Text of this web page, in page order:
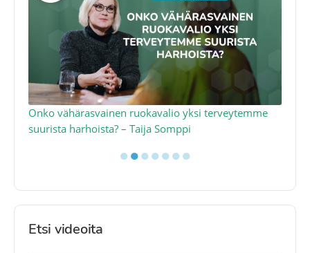
Onko vähärasvainen ruokavalio yksi terveytemme
suurista harhoista? – Taija Somppi
●●●●●●●
Etsi videoita